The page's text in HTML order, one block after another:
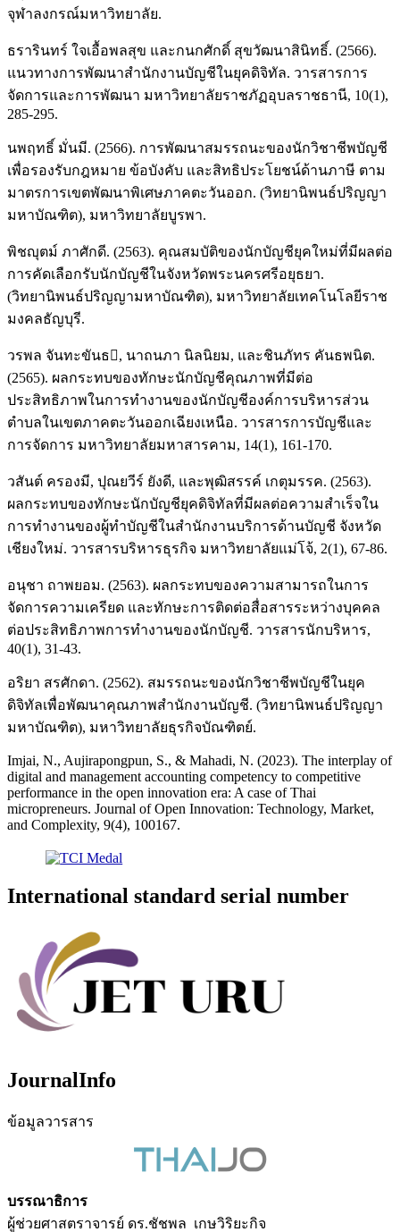
จุฬาลงกรณ์มหาวิทยาลัย.
ธรารินทร์ ใจเอื้อพลสุข และกนกศักดิ์ สุขวัฒนาสินิทธิ์. (2566).
แนวทางการพัฒนาสำนักงานบัญชีในยุคดิจิทัล. วารสารการ
จัดการและการพัฒนา มหาวิทยาลัยราชภัฏอุบลราชธานี, 10(1),
285-295.
นพฤทธิ์ มั่นมี. (2566). การพัฒนาสมรรถนะของนักวิชาชีพบัญชี
เพื่อรองรับกฎหมาย ข้อบังคับ และสิทธิประโยชน์ด้านภาษี ตาม
มาตรการเขตพัฒนาพิเศษภาคตะวันออก. (วิทยานิพนธ์ปริญญา
มหาบัณฑิต), มหาวิทยาลัยบูรพา.
พิชญุตม์ ภาศักดี. (2563). คุณสมบัติของนักบัญชียุคใหม่ที่มีผลต่อ
การคัดเลือกรับนักบัญชีในจังหวัดพระนครศรีอยุธยา.
(วิทยานิพนธ์ปริญญามหาบัณฑิต), มหาวิทยาลัยเทคโนโลยีราช
มงคลธัญบุรี.
วรพล จันทะขันธ, นาถนภา นิลนิยม, และชินภัทร คันธพนิต.
(2565). ผลกระทบของทักษะนักบัญชีคุณภาพที่มีต่อ
ประสิทธิภาพในการทำงานของนักบัญชีองค์การบริหารส่วน
ตำบลในเขตภาคตะวันออกเฉียงเหนือ. วารสารการบัญชีและ
การจัดการ มหาวิทยาลัยมหาสารคาม, 14(1), 161-170.
วสันต์ ครองมี, ปุณยวีร์ ยังดี, และพุฒิสรรค์ เกตุมรรค. (2563).
ผลกระทบของทักษะนักบัญชียุคดิจิทัลที่มีผลต่อความสำเร็จใน
การทำงานของผู้ทำบัญชีในสำนักงานบริการด้านบัญชี จังหวัด
เชียงใหม่. วารสารบริหารธุรกิจ มหาวิทยาลัยแม่โจ้, 2(1), 67-86.
อนุชา ถาพยอม. (2563). ผลกระทบของความสามารถในการ
จัดการความเครียด และทักษะการติดต่อสื่อสารระหว่างบุคคล
ต่อประสิทธิภาพการทำงานของนักบัญชี. วารสารนักบริหาร,
40(1), 31-43.
อริยา สรศักดา. (2562). สมรรถนะของนักวิชาชีพบัญชีในยุค
ดิจิทัลเพื่อพัฒนาคุณภาพสำนักงานบัญชี. (วิทยานิพนธ์ปริญญา
มหาบัณฑิต), มหาวิทยาลัยธุรกิจบัณฑิตย์.
Imjai, N., Aujirapongpun, S., & Mahadi, N. (2023). The interplay of
digital and management accounting competency to competitive
performance in the open innovation era: A case of Thai
micropreneurs. Journal of Open Innovation: Technology, Market,
and Complexity, 9(4), 100167.
International standard serial number
JournalInfo
ข้อมูลวารสาร
บรรณาธิการ
ผู้ช่วยศาสตราจารย์ ดร.ชัชพล เกษวิริยะกิจ